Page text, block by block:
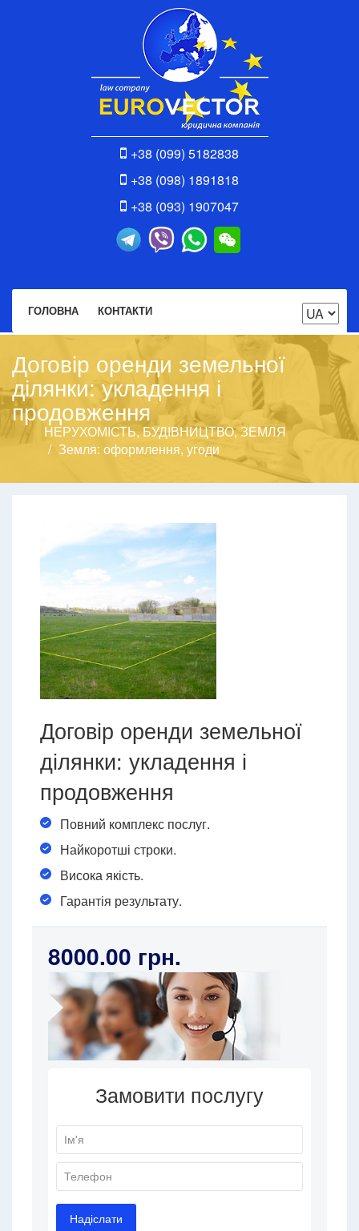
+38 (099) 5182838
+38 (098) 1891818
+38 (093) 1907047
ГОЛОВНА КОНТАКТИ
Договір оренди земельної
ділянки: укладення і
продовження
НЕРУХОМІСТЬ, БУДІВНИЦТВО, ЗЕМЛЯ
Земля: оформлення, угоди
Договір оренди земельної
ділянки: укладення і
продовження
Повний комплекс послуг.
Найкоротші строки.
Висока якість.
Гарантія результату.
8000.00 грн.